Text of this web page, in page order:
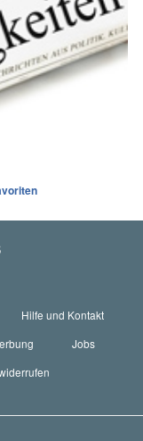
Hilfe und Kontakt
Jobs